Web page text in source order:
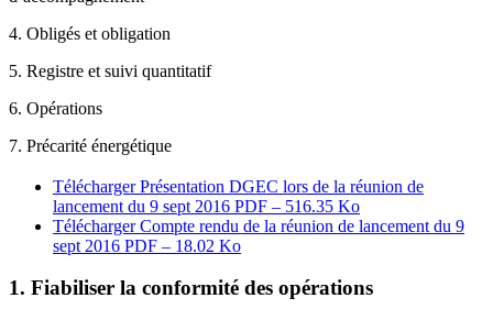
4. Obligés et obligation
5. Registre et suivi quantitatif
6. Opérations
7. Précarité énergétique
Télécharger Présentation DGEC lors de la réunion de
lancement du 9 sept 2016 PDF – 516.35 Ko
Télécharger Compte rendu de la réunion de lancement du 9
sept 2016 PDF – 18.02 Ko
1. Fiabiliser la conformité des opérations